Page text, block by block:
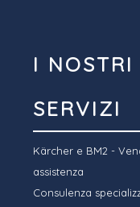
I NOSTRI
SERVIZI
Kärcher e BM2 -
assistenza
Consulenza